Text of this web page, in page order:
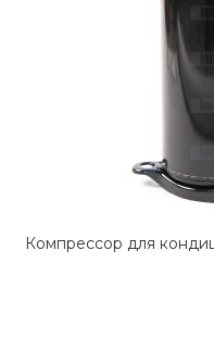
Компрессор для